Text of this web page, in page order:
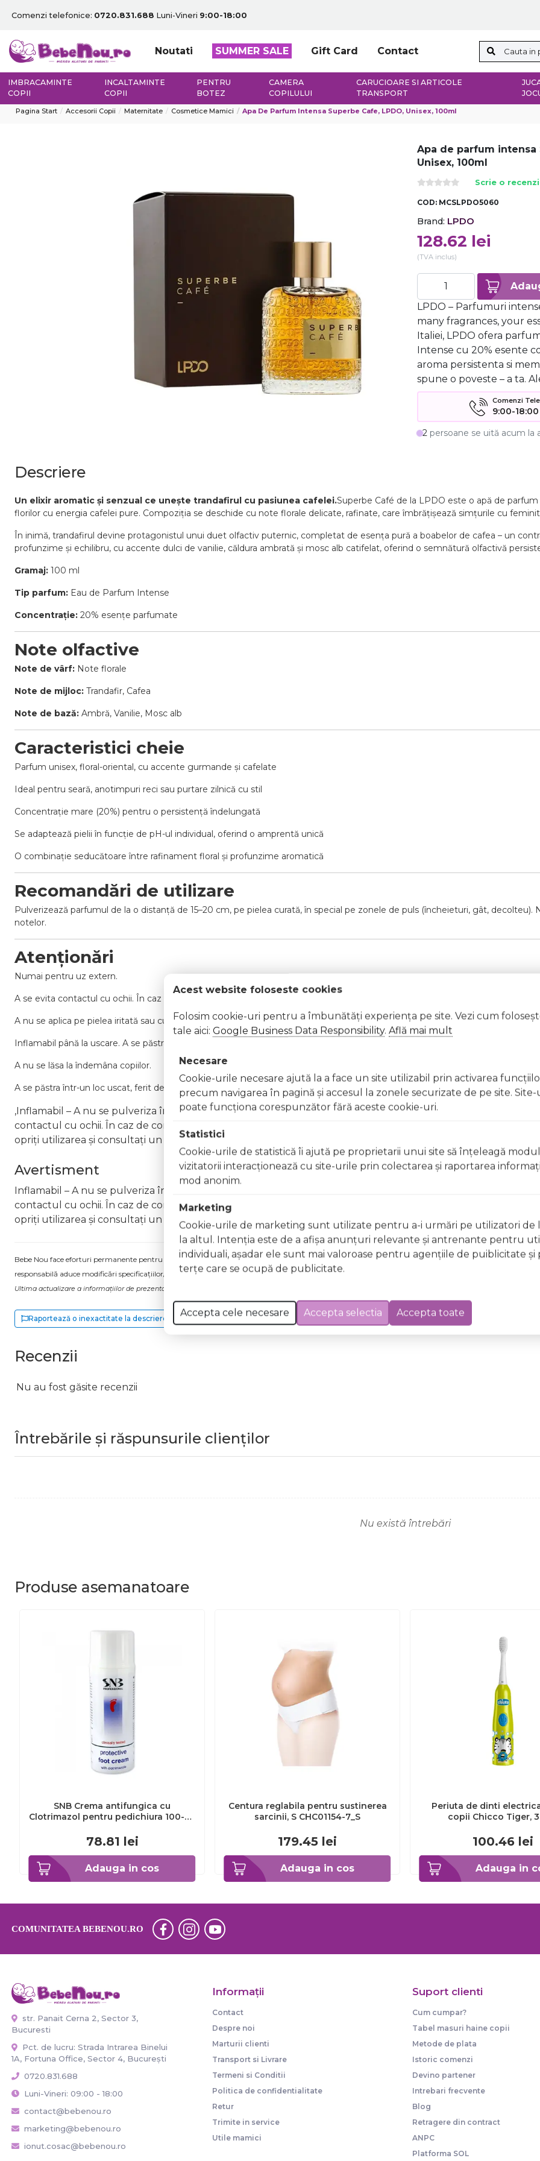
Comenzi telefonice: 0720.831.688 Luni-Vineri 9:00-18:00
Noutati SUMMER SALE Gift Card Contact
IMBRACAMINTE
COPII
INCALTAMINTE
COPII
PENTRU
BOTEZ
CAMERA
COPILULUI
CARUCIOARE SI ARTICOLE
TRANSPORT
Pagina Start Accesorii Copii Maternitate Cosmetice Mamici Apa De Parfum Intensa Superbe Cafe, LPDO, Unisex, 100ml
Apa de parfum intensa
Unisex, 100ml
Scrie o
COD: MCSLPDO5060
Brand: LPDO
128.62 lei
(TVA inclus)
LPDO – Parfumuri
many fragrances, your
Italiei, LPDO ofera
Intense cu 20% esente
aroma persistenta si
spune o poveste – a ta.
Comenzi
9:00-
2 persoane se uită acum la
Descriere
Un elixir aromatic și senzual ce unește trandafirul cu pasiunea cafelei.Superbe Café de la LPDO este o apă de
florilor cu energia cafelei pure. Compoziția se deschide cu note florale delicate, rafinate, care îmbrățișează simțurile cu
În inimă, trandafirul devine protagonistul unui duet olfactiv puternic, completat de esența pură a boabelor de cafea – un
profunzime și echilibru, cu accente dulci de vanilie, căldura ambrată și mosc alb catifelat, oferind o semnătură olfactivă
Gramaj: 100 ml
Tip parfum: Eau de Parfum Intense
Concentrație: 20% esențe parfumate
Note olfactive
Note de vârf: Note florale
Note de mijloc: Trandafir, Cafea
Note de bază: Ambră, Vanilie, Mosc alb
Caracteristici cheie
Parfum unisex, floral-oriental, cu accente gurmande și cafelate
Ideal pentru seară, anotimpuri reci sau purtare zilnică cu stil
Concentrație mare (20%) pentru o persistență îndelungată
Se adaptează pielii în funcție de pH-ul individual, oferind o amprentă unică
O combinație seducătoare între rafinament floral și profunzime aromatică
Recomandări de utilizare
Pulverizează parfumul de la o distanță de 15–20 cm, pe pielea curată, în special pe zonele de puls (încheieturi, gât,
notelor.
Atenționări
Numai pentru uz extern.
A se evita contactul cu ochii. În caz de contact, clătiți imediat cu apă din abundență.
A nu se aplica pe pielea iritată sau cu leziuni.
Inflamabil până la uscare. A se păstra departe de surse de căldură, suprafețe fierbinți, scântei, flăcări deschise sau alte surse de
A nu se lăsa la îndemâna copiilor.
A se păstra într-un loc uscat, ferit de lumină directă și la temperaturi cuprinse între 5°C și 25°C.
,Inflamabil – A nu se pulveriza în apropierea flăcărilor deschise, surselor de căldură sau în timp ce fumați Uz
contactul cu ochii. În caz de contact, clătiți imediat cu apă Nu aplicați pe pielea iritată, rănită sau cu afecțiuni
opriți utilizarea și consultați un medic Nu inhalați produsul direct în timpul aplicării
Avertisment
Inflamabil – A nu se pulveriza în apropierea flăcărilor deschise, surselor de căldură sau în timp ce fumați Uz
contactul cu ochii. În caz de contact, clătiți imediat cu apă Nu aplicați pe pielea iritată, rănită sau cu afecțiuni
opriți utilizarea și consultați un medic Nu inhalați produsul direct în timpul aplicării
Bebe Nou face eforturi permanente pentru a păstra informațiile actualizate. Excepții pentru care informațiile prezentate pot fi diferite față de cele ale
responsabilă aduce modificări specificațiilor/etichetei acestuia, fără a ne informa în prealabil. În cazul apariției unor diferențe, prevalează informația de
Ultima actualizare a informațiilor de prezentare pentru Apa de parfum intensa Superbe Cafe, LPDO, Unisex, 100ml a fost efectuată la data de 08.08.2026
Raportează o inexactitate la descriere
Recenzii
Nu au fost găsite recenzii
Întrebările și răspunsurile clienților
Nu există întrebări
Produse asemanatoare
Adauga in cos
SNB Crema antifungica cu
Clotrimazol pentru pedichiura 100-ml
78.81 lei
Adauga in cos
Centura reglabila pentru sustinerea
sarcinii, S CHC01154-7_S
179.45 lei
Adauga in
Periuta de dinti
copii Chicco Tiger,
100.46 lei
COMUNITATEA BEBENOU.RO
str. Panait Cerna 2, Sector 3,
Bucuresti
Pct. de lucru: Strada Intrarea Binelui
1A, Fortuna Office, Sector 4, București
0720.831.688
Luni-Vineri: 09:00 - 18:00
contact@bebenou.ro
marketing@bebenou.ro
ionut.cosac@bebenou.ro
Informaţii
Contact
Despre noi
Marturii clienti
Transport si Livrare
Termeni si Conditii
Politica de confidentialitate
Retur
Trimite in service
Utile mamici
Suport clienti
Cum cumpar?
Tabel masuri haine copii
Metode de plata
Istoric comenzi
Devino partener
Intrebari frecvente
Blog
Retragere din contract
ANPC
Platforma SOL
Acest website foloseste cookies
Folosim cookie-uri pentru a îmbunătăți experiența pe site. Vezi cum
tale aici: Google Business Data Responsibility. Află mai mult
Necesare
Cookie-urile necesare ajută la a face un site utilizabil prin activarea
precum navigarea în pagină şi accesul la zonele securizate de pe site.
poate funcţiona corespunzător fără aceste cookie-uri.
Statistici
Cookie-urile de statistică îi ajută pe proprietarii unui site să înţeleagă
vizitatorii interacţionează cu site-urile prin colectarea şi raportarea
mod anonim.
Marketing
Cookie-urile de marketing sunt utilizate pentru a-i urmări pe utilizatori de
la altul. Intenţia este de a afişa anunţuri relevante şi antrenante pentru
individuali, aşadar ele sunt mai valoroase pentru agenţiile de puiblicitate şi
terţe care se ocupă de publicitate.
Accepta cele necesare Accepta selectia Accepta toate